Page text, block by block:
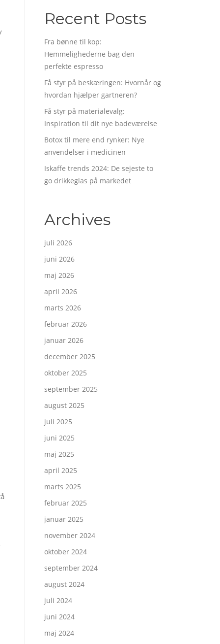
Recent Posts
Fra bønne til kop:
Hemmelighederne bag den
perfekte espresso
Få styr på beskæringen: Hvornår og
hvordan hjælper gartneren?
Få styr på materialevalg:
Inspiration til dit nye badeværelse
Botox til mere end rynker: Nye
anvendelser i medicinen
Iskaffe trends 2024: De sejeste to
go drikkeglas på markedet
Archives
juli 2026
juni 2026
maj 2026
april 2026
marts 2026
februar 2026
januar 2026
december 2025
oktober 2025
september 2025
august 2025
juli 2025
juni 2025
maj 2025
april 2025
marts 2025
februar 2025
januar 2025
november 2024
oktober 2024
september 2024
august 2024
juli 2024
juni 2024
maj 2024